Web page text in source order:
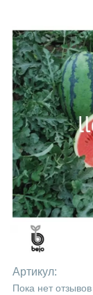
Артикул:
Пока нет отзывов